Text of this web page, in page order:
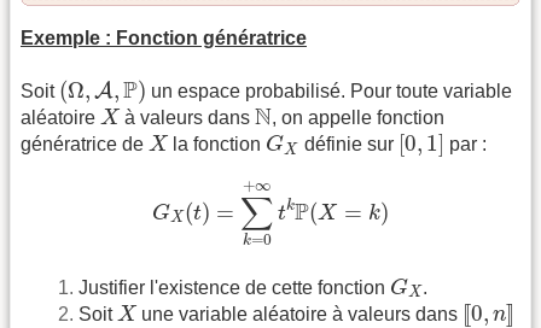
Exemple : Fonction génératrice
Soit (Ω, A,P)
(Ω , P)
un espace probabilisé. Pour toute variable
aléatoire X
X à valeurs dans N
N, on appelle fonction
génératrice de X
X la fonction GX
G définie sur [0, 1]
[0,1] par :
GX(t) =
+∞
∑
k=0
tkP(X = k)
=0
Justifier l'existence de cette fonction GX
G
.
SoitX
X une variable aléatoire à valeurs dans [[0, n]]
[[0 n]